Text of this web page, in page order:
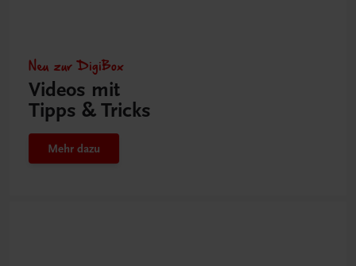
Neu zur DigiBox
Videos mit
Tipps & Tricks
Mehr dazu